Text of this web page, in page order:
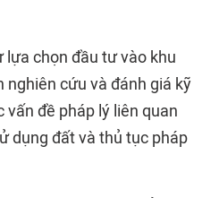
lựa chọn đầu tư vào khu
cứu và đánh giá kỹ
vấn đề pháp lý liên quan
dụng đất và thủ tục pháp